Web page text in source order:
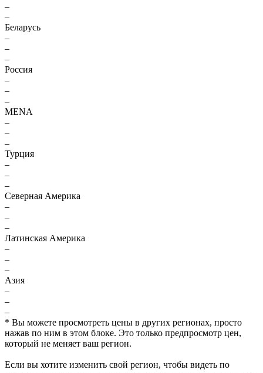
–
–
Беларусь
–
–
–
Россия
–
–
–
MENA
–
–
–
Турция
–
–
–
Северная Америка
–
–
–
Латинская Америка
–
–
–
Азия
–
–
–
* Вы можете просмотреть цены в других регионах, просто
нажав по ним в этом блоке. Это только предпросмотр цен,
который не меняет ваш регион.
Если вы хотите изменить свой регион, чтобы видеть по